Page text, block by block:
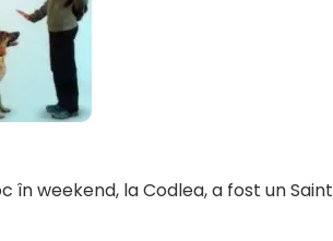
în weekend, la Codlea, a fost un Saint